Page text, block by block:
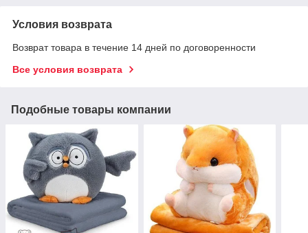
Условия возврата
Возврат товара в течение 14 дней по договоренности
Все условия возврата
Подобные товары компании